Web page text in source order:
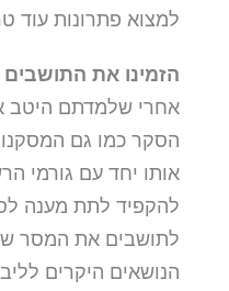
למצוא פתרונות עוד
הזמינו את התושבים
אחרי שלמדתם היטב
הסקר כמו גם
אותו יחד עם גורמי
להקפיד לתת מענה
לתושבים את המסר
הנושאים היקרים